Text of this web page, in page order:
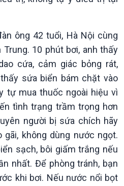
ông 42 tuổi, Hà Nội cùng
10 phút bơi, anh thấy
cứa, cảm giác bỏng rát,
sứa biển bám chặt vào
tự mua thuốc ngoài hiệu vì
tình trạng trầm trọng hơn
người bị sứa chích hãy
gãi, không dùng nước ngọt.
sạch, bôi giấm trắng nếu
nhất. Để phòng tránh, bạn
khi bơi. Nếu nước nổi bọt